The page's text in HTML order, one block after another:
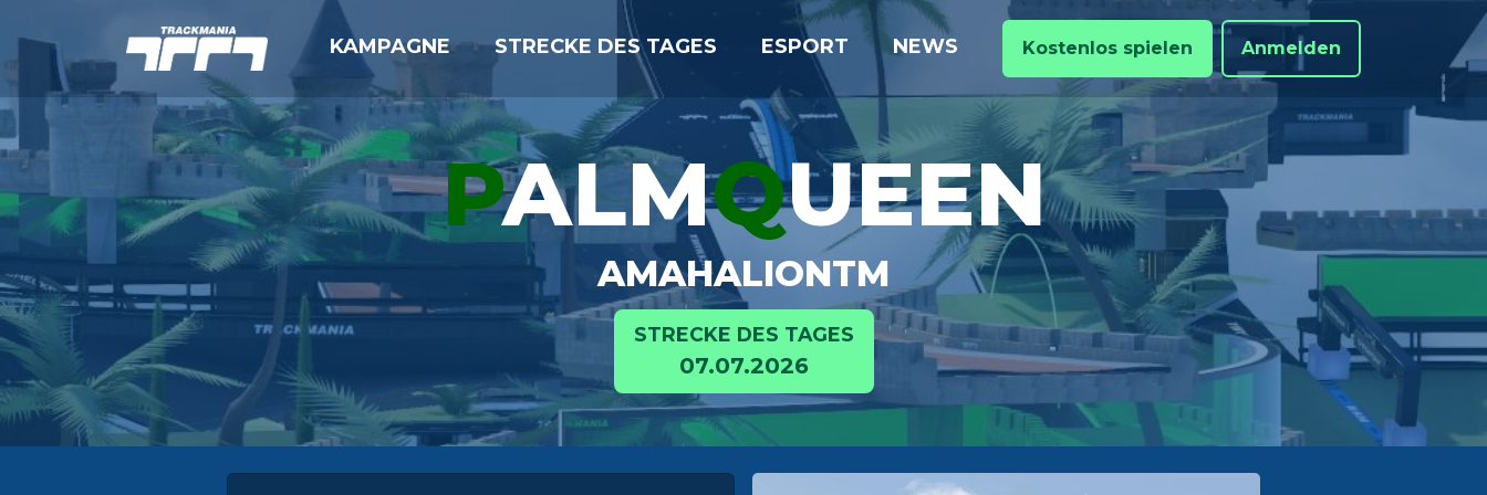
KAMPAGNE STRECKE DES TAGES ESPORT NEWS Kostenlos spielen Anmelden
PALMQUEEN
AMAHALIONTM
STRECKE DES TAGES
07.07.2026